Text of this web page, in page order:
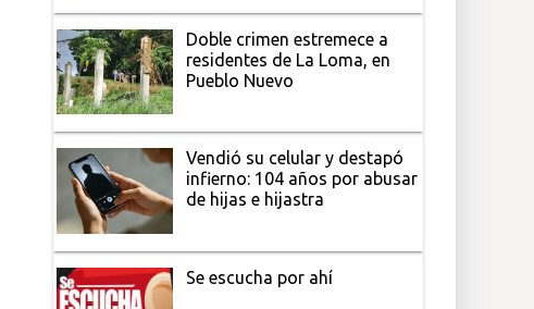
Doble crimen estremece a
residentes de La Loma, en
Pueblo Nuevo
Vendió su celular y destapó
infierno: 104 años por abusar
de hijas e hijastra
Se escucha por ahí